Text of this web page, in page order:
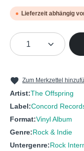
Lieferzeit abhängig
Produkt
Zum Merkzettel
Artist:The Offspring
Label:Concord
Format:Vinyl Album
Genre:Rock & Indie
Untergenre:Rock